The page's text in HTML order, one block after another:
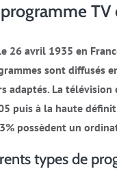
26 avril 1935 en
sont diffusés
adaptés. La
puis à la haute
possèdent un
types de